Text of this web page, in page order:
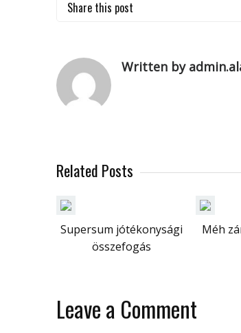
Share this post
Written by
Related Posts
Supersum jótékonysági
összefogás
Méh
Leave a Comment